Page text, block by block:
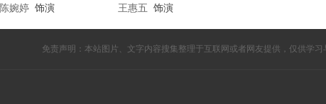
陈婉婷饰演 王惠五 饰演
免责声明：本站图片、文字内容搜集整理于互联网或者网友提供，仅供学